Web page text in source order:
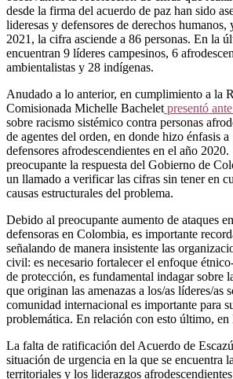
desde la firma del acuerdo de paz han sido
lideresas y defensores de derechos humanos,
2021, la cifra asciende a 86 personas. En la
encuentran 9 líderes campesinos, 6
ambientalistas y 28 indígenas.
Anudado a lo anterior, en cumplimiento a la
Comisionada Michelle Bachelet presentó
sobre racismo sistémico contra personas
de agentes del orden, en donde hizo énfasis
defensores afrodescendientes en el año 2020.
preocupante la respuesta del Gobierno de
un llamado a verificar las cifras sin tener en
causas estructurales del problema.
Debido al preocupante aumento de ataques
defensoras en Colombia, es importante
señalando de manera insistente las
civil: es necesario fortalecer el enfoque
de protección, es fundamental indagar sobre
que originan las amenazas a los/as líderes/as
comunidad internacional es importante para
problemática. En relación con esto último, en
La falta de ratificación del Acuerdo de
situación de urgencia en la que se encuentra
territoriales y los liderazgos